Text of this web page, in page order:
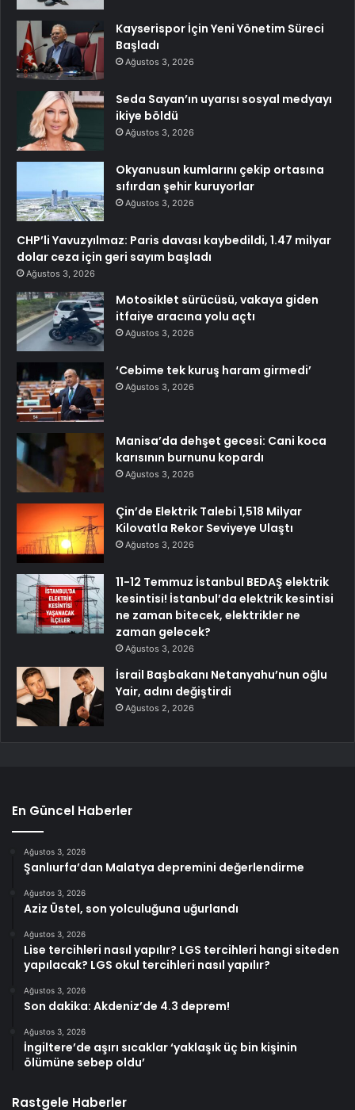
Kayserispor İçin Yeni Yönetim Süreci
Başladı
Ağustos 3, 2026
Seda Sayan’ın uyarısı sosyal medyayı
ikiye böldü
Ağustos 3, 2026
Okyanusun kumlarını çekip ortasına
sıfırdan şehir kuruyorlar
Ağustos 3, 2026
CHP’li Yavuzyılmaz: Paris davası kaybedildi, 1.47 milyar
dolar ceza için geri sayım başladı
Ağustos 3, 2026
Motosiklet sürücüsü, vakaya giden
itfaiye aracına yolu açtı
Ağustos 3, 2026
‘Cebime tek kuruş haram girmedi’
Ağustos 3, 2026
Manisa’da dehşet gecesi: Cani koca
karısının burnunu kopardı
Ağustos 3, 2026
Çin’de Elektrik Talebi 1,518 Milyar
Kilovatla Rekor Seviyeye Ulaştı
Ağustos 3, 2026
11-12 Temmuz İstanbul BEDAŞ elektrik
kesintisi! İstanbul’da elektrik kesintisi
ne zaman bitecek, elektrikler ne
zaman gelecek?
Ağustos 3, 2026
İsrail Başbakanı Netanyahu’nun oğlu
Yair, adını değiştirdi
Ağustos 2, 2026
En Güncel Haberler
Ağustos 3, 2026
Şanlıurfa’dan Malatya depremini değerlendirme
Ağustos 3, 2026
Aziz Üstel, son yolculuğuna uğurlandı
Ağustos 3, 2026
Lise tercihleri nasıl yapılır? LGS tercihleri hangi siteden
yapılacak? LGS okul tercihleri nasıl yapılır?
Ağustos 3, 2026
Son dakika: Akdeniz’de 4.3 deprem!
Ağustos 3, 2026
İngiltere’de aşırı sıcaklar ‘yaklaşık üç bin kişinin
ölümüne sebep oldu’
Rastgele Haberler